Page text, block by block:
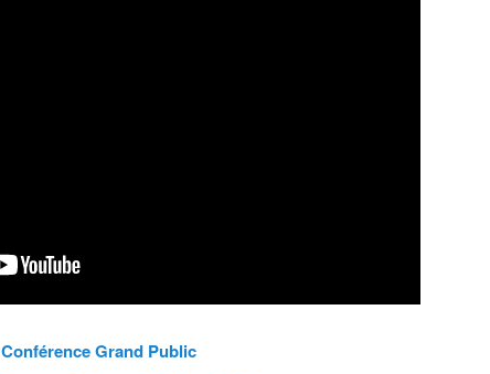
Conférence Grand Public